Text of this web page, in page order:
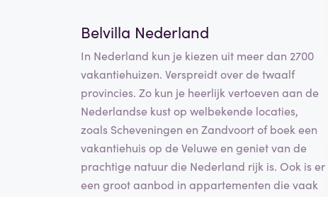
Belvilla Nederland
In Nederland kun je kiezen uit meer dan 2700
vakantiehuizen. Verspreidt over de twaalf
provincies. Zo kun je heerlijk vertoeven aan de
Nederlandse kust op welbekende locaties,
zoals Scheveningen en Zandvoort of boek een
vakantiehuis op de Veluwe en geniet van de
prachtige natuur die Nederland rijk is. Ook is er
een groot aanbod in appartementen die vaak